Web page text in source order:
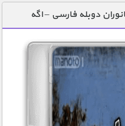
دوبله فارسی – اگه